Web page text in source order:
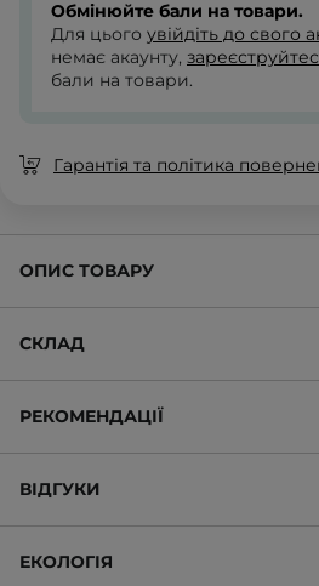
Обмінюйте бали на товари.
Для цього увійдіть до свого
немає акаунту,
бали на товари.
Гарантія та політика
ОПИС ТОВАРУ
СКЛАД
РЕКОМЕНДАЦІЇ
ВІДГУКИ
ЕКОЛОГІЯ